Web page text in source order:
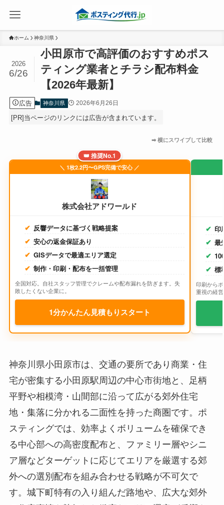
ホーム 神奈川県
小田原市で高評価のおすすめポス
ティング業者とチラシ配布料金
【2026年最新】
2026
6/26
広告 神奈川県 2026年6月26日
[PR]当ページのリンクには広告が含まれています。
👑 推奨No.1
＼ 1枚2.2円〜GPS完備で安心 ／
株式会社アドワールド
反響データに基づく戦略提案
安心の返金保証あり
GISデータで最適エリア選定
制作・印刷・配布を一括管理
全国対応。自社スタッフ管理でクレームや配布漏れを防ぎます。失
敗したくない企業に。
1分かんたん見積もりスタート
印
最
標
印刷から
重視の経
神奈川県小田原市は、交通の要所であり商業・住
宅が密集する小田原駅周辺の中心市街地と、足柄
平野や相模湾・山間部に沿って広がる郊外住宅
地・集落に分かれる二面性を持った商圏です。ポ
スティングでは、効率よくボリュームを確保でき
る中心部への高密度配布と、ファミリー層やシニ
ア層などターゲットに応じてエリアを厳選する郊
外への選別配布を組み合わせる戦略が不可欠で
す。城下町特有の入り組んだ路地や、広大な郊外